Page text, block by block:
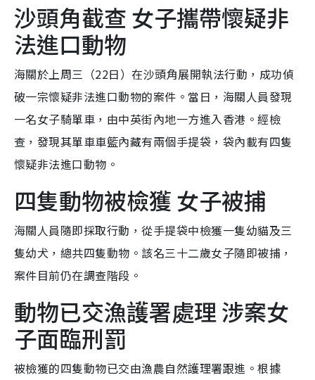
沙頭角截查 女子攜帶懷疑非
法進口動物
海關於上周三（22日）在沙頭角展開執法行動，成功偵
破一宗懷疑非法進口動物的案件。當日，海關人員發現
一名女子騎單車，由中英街內地一方進入香港。經檢
查，發現其單車車籃內藏有兩個手提袋，袋內載有四隻
懷疑非法進口動物。
四隻動物被檢獲 女子被捕
海關人員隨即採取行動，從手提袋中檢獲一隻幼貓及三
隻幼犬，總共四隻動物。該名三十二歲女子隨即被捕，
案件目前仍在調查階段。
動物已交漁護署處理 涉案女
子面臨刑罰
被檢獲的四隻動物已交由漁農自然護理署跟進。根據